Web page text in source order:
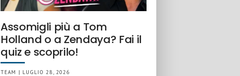
Assomigli più a Tom
Holland o a Zendaya? Fai il
quiz e scoprilo!
TEAM | LUGLIO 28, 2026